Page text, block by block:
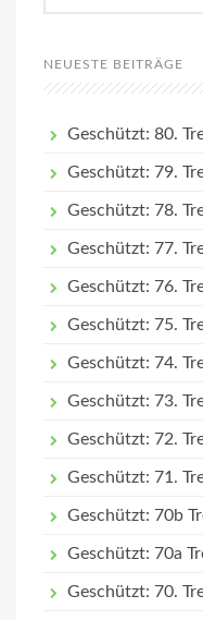
NEUESTE BEITRÄGE
Geschützt: 80.
Geschützt: 79.
Geschützt: 78.
Geschützt: 77.
Geschützt: 76.
Geschützt: 75.
Geschützt: 74.
Geschützt: 73.
Geschützt: 72.
Geschützt: 71.
Geschützt: 70b
Geschützt: 70a
Geschützt: 70.